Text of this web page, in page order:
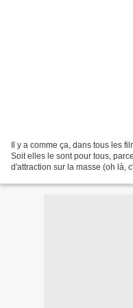
Il y a comme ça, dans tous les
Soit elles le sont pour tous,
d'attraction sur la masse (oh là,